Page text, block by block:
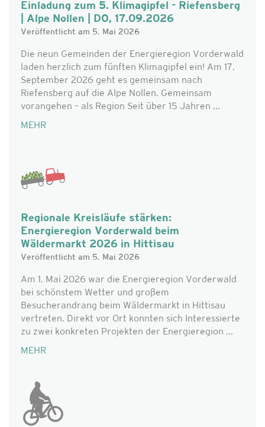
Einladung zum 5. Klimagipfel - Riefensberg
| Alpe Nollen | DO, 17.09.2026
Veröffentlicht am 5. Mai 2026
Die neun Gemeinden der Energieregion Vorderwald
laden herzlich zum fünften Klimagipfel ein! Am 17.
September 2026 geht es gemeinsam nach
Riefensberg auf die Alpe Nollen. Gemeinsam
vorangehen – als Region Seit über 15 Jahren ...
MEHR
Regionale Kreisläufe stärken:
Energieregion Vorderwald beim
Wäldermarkt 2026 in Hittisau
Veröffentlicht am 5. Mai 2026
Am 1. Mai 2026 war die Energieregion Vorderwald
bei schönstem Wetter und großem
Besucherandrang beim Wäldermarkt in Hittisau
vertreten. Direkt vor Ort konnten sich Interessierte
zu zwei konkreten Projekten der Energieregion ...
MEHR